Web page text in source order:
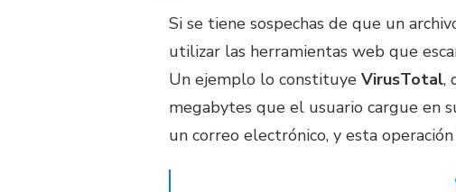
Si se tiene sospechas de que un
utilizar las herramientas web que
Un ejemplo lo constituye VirusTotal,
megabytes que el usuario cargue en
un correo electrónico, y esta